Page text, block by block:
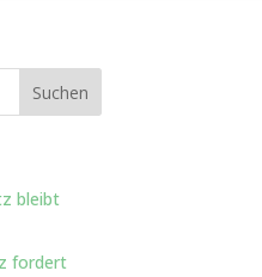
bleibt
fordert